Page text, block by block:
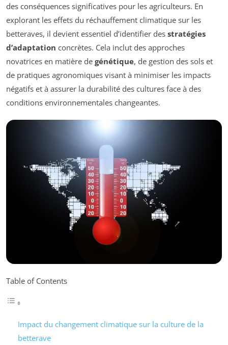
des conséquences significatives pour les agriculteurs. En
explorant les effets du réchauffement climatique sur les
betteraves, il devient essentiel d’identifier des stratégies
d’adaptation concrètes. Cela inclut des approches
novatrices en matière de génétique, de gestion des sols et
de pratiques agronomiques visant à minimiser les impacts
négatifs et à assurer la durabilité des cultures face à des
conditions environnementales changeantes.
Table of Contents
Impact du changement climatique sur la culture de la
betterave